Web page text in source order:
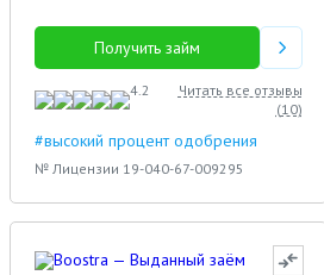
Получить займ
4.2
Читать все отзывы
(10)
#высокий процент одобрения
№ Лицензии 19-040-67-009295